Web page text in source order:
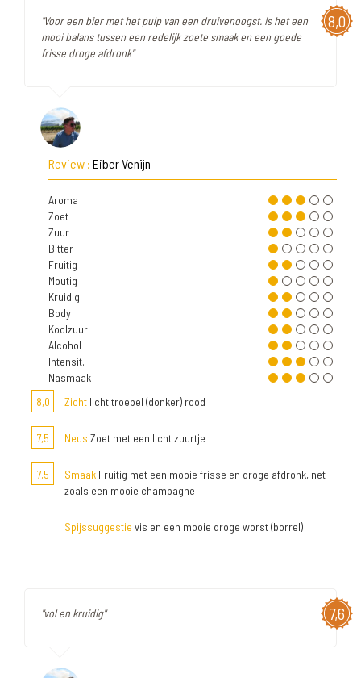
8,0
"Voor een bier met het pulp van een druivenoogst. Is het een
mooi balans tussen een redelijk zoete smaak en een goede
frisse droge afdronk"
Review : Eiber Venijn
Aroma
Zoet
Zuur
Bitter
Fruitig
Moutig
Kruidig
Body
Koolzuur
Alcohol
Intensit.
Nasmaak
8,0
Zicht licht troebel (donker) rood
7,5 Neus Zoet met een licht zuurtje
7,5 Smaak Fruitig met een mooie frisse en droge afdronk, net
zoals een mooie champagne
Spijssuggestie vis en een mooie droge worst (borrel)
7,6
"vol en kruidig"